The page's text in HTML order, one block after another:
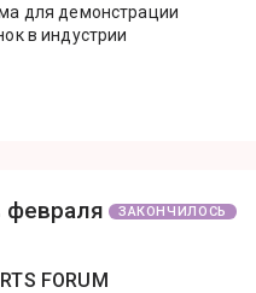
для демонстрации
в индустрии
февраля ЗАКОНЧИЛОСЬ
FORUM